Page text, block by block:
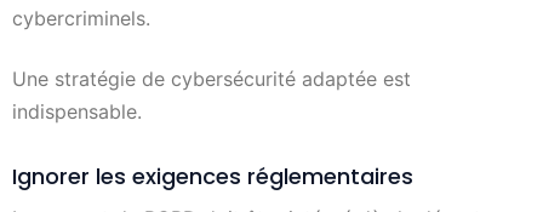
cybercriminels.
Une stratégie de cybersécurité adaptée est
indispensable.
Ignorer les exigences réglementaires